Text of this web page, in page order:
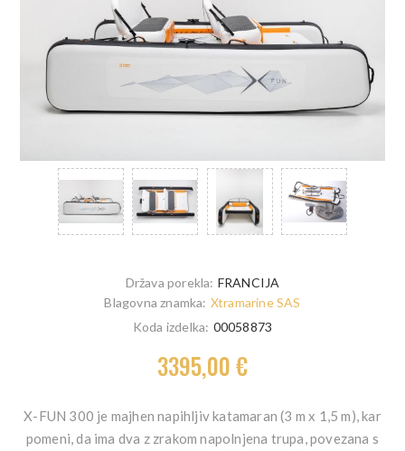
Država porekla: FRANCIJA
Blagovna znamka: Xtramarine SAS
Koda izdelka: 00058873
3395,00 €
X-FUN 300 je majhen napihljiv katamaran (3 m x 1,5 m), kar
pomeni, da ima dva z zrakom napolnjena trupa, povezana s